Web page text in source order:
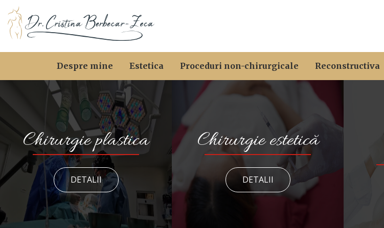
Despre mine Estetica Proceduri non-chirurgicale Reconstructiva
Chirurgie plastica
DETALII
Chirurgie estetică
DETALII